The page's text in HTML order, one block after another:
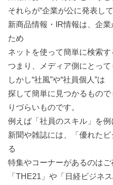
それらが“企業が公に発表し
新商品情報・IR情報は、企
ため
ネットを使って簡単に検索す
つまり、メディア側にとって
しかし“社風”や“社員個人”は
探して簡単に見つかるもの
りづらいものです。
例えば「社員のスキル」を例
新聞や雑誌には、「優れた
る
特集やコーナーがあるのはご
「THE21」や「日経ビジネ